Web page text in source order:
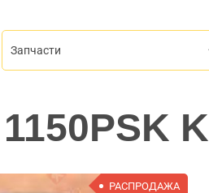
Запчасти
РАСПРОДАЖА